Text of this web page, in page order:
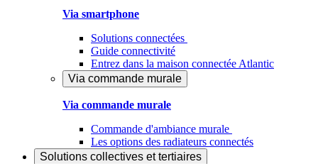
Via smartphone
Solutions connectées
Guide connectivité
Entrez dans la maison connectée Atlantic
Via commande murale
Via commande murale
Commande d'ambiance murale
Les options des radiateurs connectés
Solutions collectives et tertiaires